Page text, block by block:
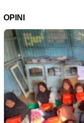
OPINI